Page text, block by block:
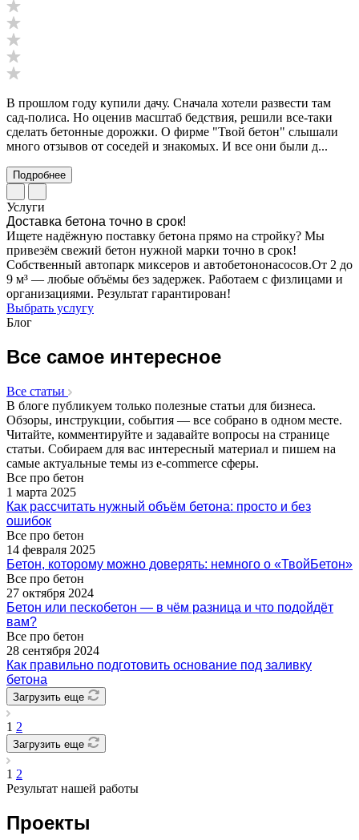
В прошлом году купили дачу. Сначала хотели развести там
сад-полиса. Но оценив масштаб бедствия, решили все-таки
сделать бетонные дорожки. О фирме "Твой бетон" слышали
много отзывов от соседей и знакомых. И все они были д...
Подробнее
Услуги
Доставка бетона точно в срок!
Ищете надёжную поставку бетона прямо на стройку? Мы
привезём свежий бетон нужной марки точно в срок!
Собственный автопарк миксеров и автобетононасосов.От 2 до
9 м³ — любые объёмы без задержек. Работаем с физлицами и
организациями. Результат гарантирован!
Выбрать услугу
Блог
Все самое интересное
Все статьи
В блоге публикуем только полезные статьи для бизнеса.
Обзоры, инструкции, события — все собрано в одном месте.
Читайте, комментируйте и задавайте вопросы на странице
статьи. Собираем для вас интересный материал и пишем на
самые актуальные темы из e-commerce сферы.
Все про бетон
1 марта 2025
Как рассчитать нужный объём бетона: просто и без
ошибок
Все про бетон
14 февраля 2025
Бетон, которому можно доверять: немного о «ТвойБетон»
Все про бетон
27 октября 2024
Бетон или пескобетон — в чём разница и что подойдёт
вам?
Все про бетон
28 сентября 2024
Как правильно подготовить основание под заливку
бетона
Загрузить еще
1 2
Загрузить еще
1 2
Результат нашей работы
Проекты